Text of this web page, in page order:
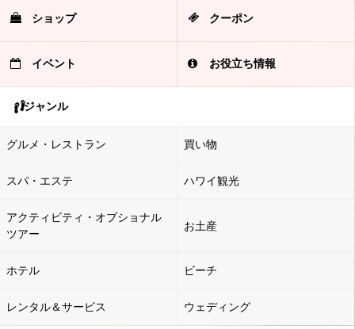
ショップ クーポン
イベント お役立ち情報
ジャンル
グルメ・レストラン 買い物
スパ・エステ ハワイ観光
アクティビティ・オプショナル
ツアー
お土産
ホテル ビーチ
レンタル＆サービス ウェディング